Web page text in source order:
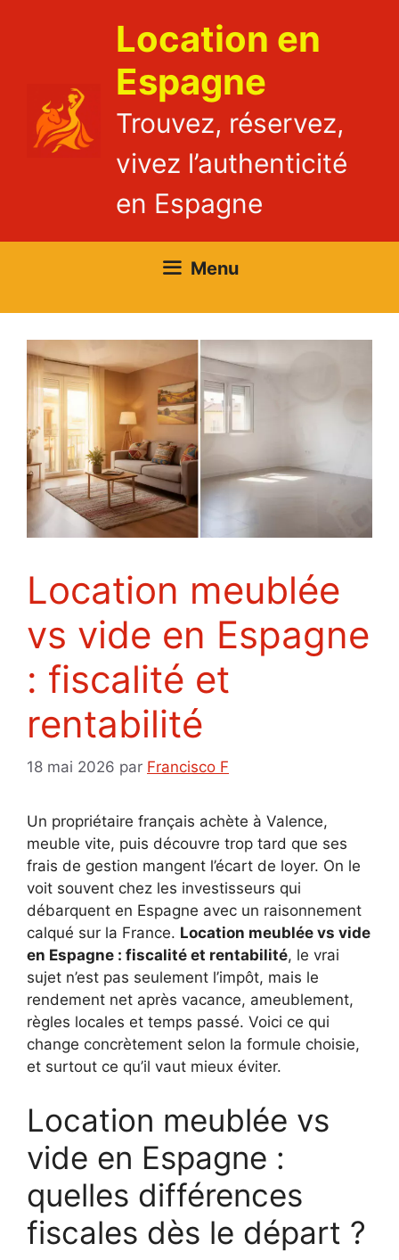
Location en
Espagne
Trouvez, réservez,
vivez l’authenticité
en Espagne
Menu
Location meublée
vs vide en Espagne
: fiscalité et
rentabilité
18 mai 2026 par Francisco F
Un propriétaire français achète à Valence,
meuble vite, puis découvre trop tard que ses
frais de gestion mangent l’écart de loyer. On le
voit souvent chez les investisseurs qui
débarquent en Espagne avec un raisonnement
calqué sur la France. Location meublée vs vide
en Espagne : fiscalité et rentabilité, le vrai
sujet n’est pas seulement l’impôt, mais le
rendement net après vacance, ameublement,
règles locales et temps passé. Voici ce qui
change concrètement selon la formule choisie,
et surtout ce qu’il vaut mieux éviter.
Location meublée vs
vide en Espagne :
quelles différences
fiscales dès le départ ?